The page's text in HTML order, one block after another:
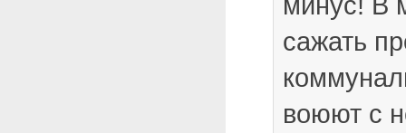
сажать
воюют с